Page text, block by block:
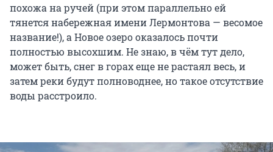
похожа на ручей (при этом параллельно ей
тянется набережная имени Лермонтова — весомое
название!), а Новое озеро оказалось почти
полностью высохшим. Не знаю, в чём тут дело,
может быть, снег в горах еще не растаял весь, и
затем реки будут полноводнее, но такое отсутствие
воды расстроило.